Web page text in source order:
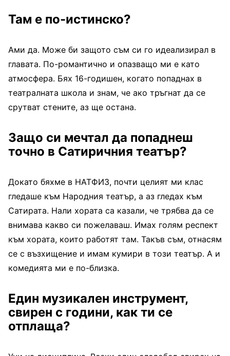
Там е по-истинско?
Ами да. Може би защото съм си го идеализирал в
главата. По-романтично и опазващо ми е като
атмосфера. Бях 16-годишен, когато попаднах в
театралната школа и знам, че ако тръгнат да се
срутват стените, аз ще остана.
Защо си мечтал да попаднеш
точно в Сатиричния театър?
Докато бяхме в НАТФИЗ, почти целият ми клас
гледаше към Народния театър, а аз гледах към
Сатирата. Нали хората са казали, че трябва да се
внимава какво си пожелаваш. Имах голям респект
към хората, които работят там. Такъв съм, отнасям
се с възхищение и имам кумири в този театър. А и
комедията ми е по-близка.
Един музикален инструмент,
свирен с години, как ти се
отплаща?